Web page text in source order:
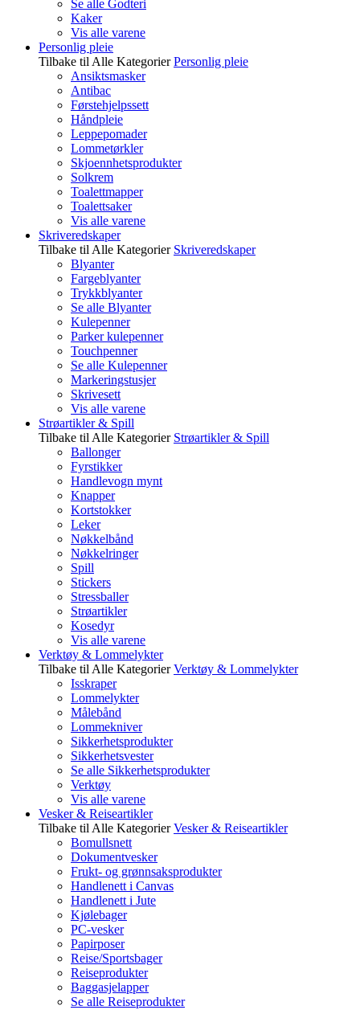
Se alle Godteri
Kaker
Vis alle varene
Personlig pleie
Tilbake til Alle Kategorier Personlig pleie
Ansiktsmasker
Antibac
Førstehjelpssett
Håndpleie
Leppepomader
Lommetørkler
Skjoennhetsprodukter
Solkrem
Toalettmapper
Toalettsaker
Vis alle varene
Skriveredskaper
Tilbake til Alle Kategorier Skriveredskaper
Blyanter
Fargeblyanter
Trykkblyanter
Se alle Blyanter
Kulepenner
Parker kulepenner
Touchpenner
Se alle Kulepenner
Markeringstusjer
Skrivesett
Vis alle varene
Strøartikler & Spill
Tilbake til Alle Kategorier Strøartikler & Spill
Ballonger
Fyrstikker
Handlevogn mynt
Knapper
Kortstokker
Leker
Nøkkelbånd
Nøkkelringer
Spill
Stickers
Stressballer
Strøartikler
Kosedyr
Vis alle varene
Verktøy & Lommelykter
Tilbake til Alle Kategorier Verktøy & Lommelykter
Isskraper
Lommelykter
Målebånd
Lommekniver
Sikkerhetsprodukter
Sikkerhetsvester
Se alle Sikkerhetsprodukter
Verktøy
Vis alle varene
Vesker & Reiseartikler
Tilbake til Alle Kategorier Vesker & Reiseartikler
Bomullsnett
Dokumentvesker
Frukt- og grønnsaksprodukter
Handlenett i Canvas
Handlenett i Jute
Kjølebager
PC-vesker
Papirposer
Reise/Sportsbager
Reiseprodukter
Baggasjelapper
Se alle Reiseprodukter